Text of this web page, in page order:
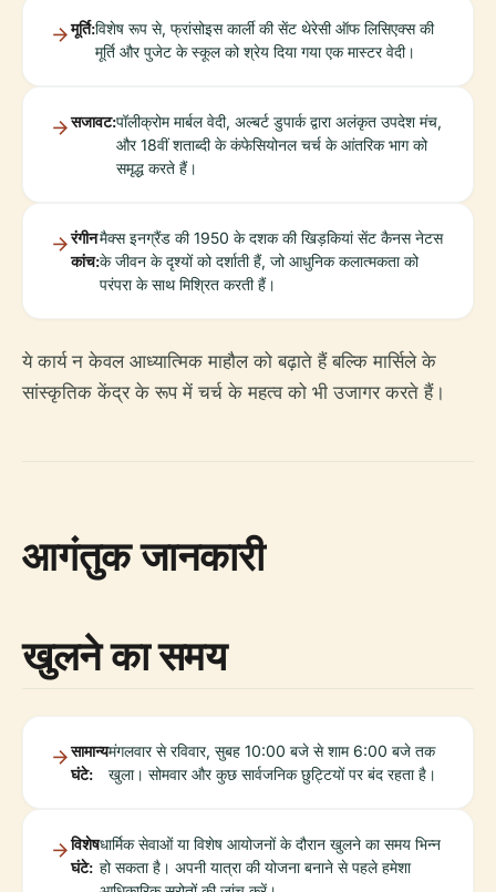
मूर्ति:विशेष रूप से, फ्रांसोइस कार्ली की सेंट थेरेसी ऑफ लिसिएक्स की
मूर्ति और पुजेट के स्कूल को श्रेय दिया गया एक मास्टर वेदी।
सजावट:पॉलीक्रोम मार्बल वेदी, अल्बर्ट डुपार्क द्वारा अलंकृत उपदेश मंच,
और 18वीं शताब्दी के कंफेसियोनल चर्च के आंतरिक भाग को
समृद्ध करते हैं।
रंगीन
कांच:
मैक्स इनग्रैंड की 1950 के दशक की खिड़कियां सेंट कैनस नेटस
के जीवन के दृश्यों को दर्शाती हैं, जो आधुनिक कलात्मकता को
परंपरा के साथ मिश्रित करती हैं।
ये कार्य न केवल आध्यात्मिक माहौल को बढ़ाते हैं बल्कि मार्सिले के
सांस्कृतिक केंद्र के रूप में चर्च के महत्व को भी उजागर करते हैं।
आगंतुक जानकारी
खुलने का समय
सामान्य
घंटे:
मंगलवार से रविवार, सुबह 10:00 बजे से शाम 6:00 बजे तक
खुला। सोमवार और कुछ सार्वजनिक छुट्टियों पर बंद रहता है।
विशेष
घंटे:
धार्मिक सेवाओं या विशेष आयोजनों के दौरान खुलने का समय भिन्न
हो सकता है। अपनी यात्रा की योजना बनाने से पहले हमेशा